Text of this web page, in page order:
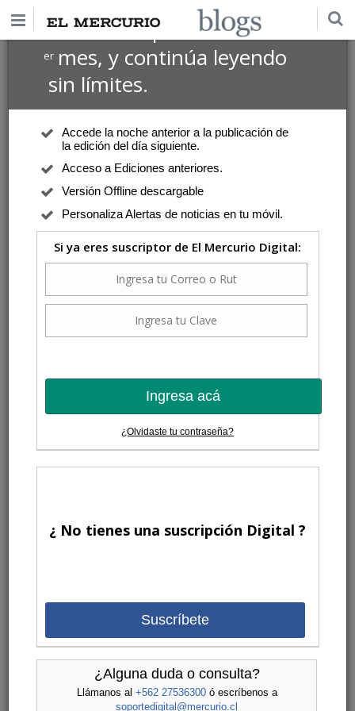
Suscríbete por $1 USD
ermes, y continúa leyendo
sin límites.
Accede la noche anterior a la publicación de
la edición del día siguiente.
Acceso a Ediciones anteriores.
Versión Offline descargable
Personaliza Alertas de noticias en tu móvil.
Si ya eres suscriptor de El Mercurio Digital:
Ingresa acá
¿Olvidaste tu contraseña?
¿ No tienes una suscripción Digital ?
Suscríbete
¿Alguna duda o consulta?
Llámanos al +562 27536300ó escríbenos a
soportedigital@mercurio.cl